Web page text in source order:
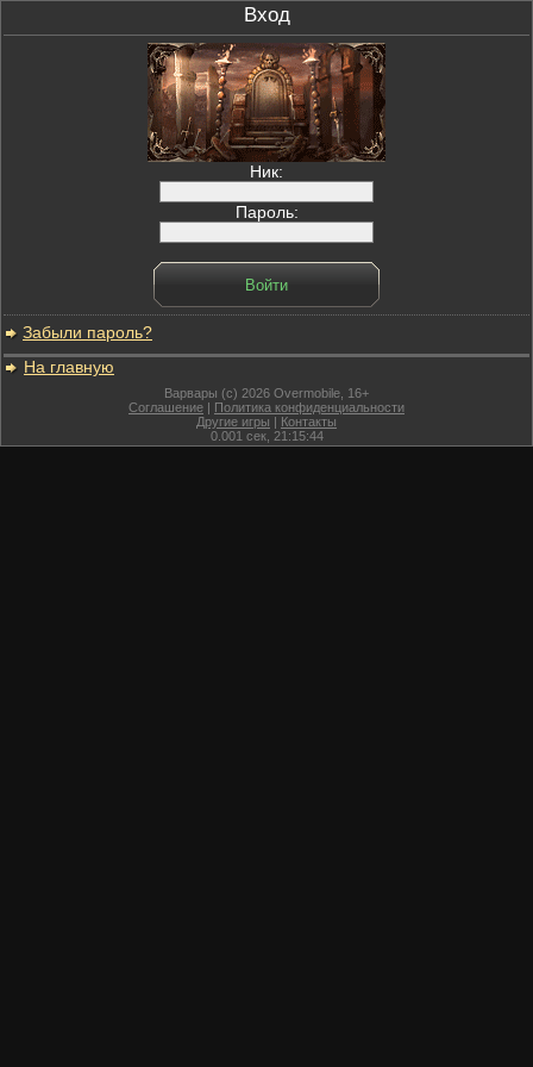
Вход
Ник:
Пароль:
Забыли пароль?
На главную
Варвары (c) 2026 Overmobile, 16+
Соглашение | Политика конфиденциальности
Другие игры | Контакты
0.001 сек, 21:15:44